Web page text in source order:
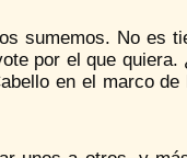
sumemos. No es
por el que
en el marco